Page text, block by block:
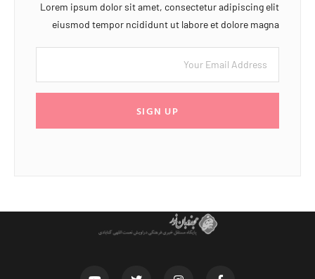
Lorem ipsum dolor sit amet, consectetur adipiscing elit
eiusmod tempor ncididunt ut labore et dolore magna
SIGN UP